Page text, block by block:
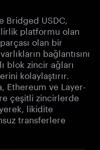
Bridged USDC,
platformu olan
olan bir
bağlantısını
blok zincir ağları
kolaylaştırır.
Ethereum ve Layer-
çeşitli zincirlerde
likidite
transferlere